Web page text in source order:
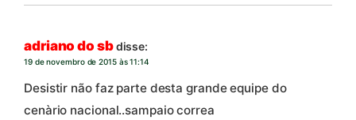
adriano do sbdisse:
19 de novembro de 2015 às 11:14
Desistir não faz parte desta grande equipe do
cenàrio nacional..sampaio correa